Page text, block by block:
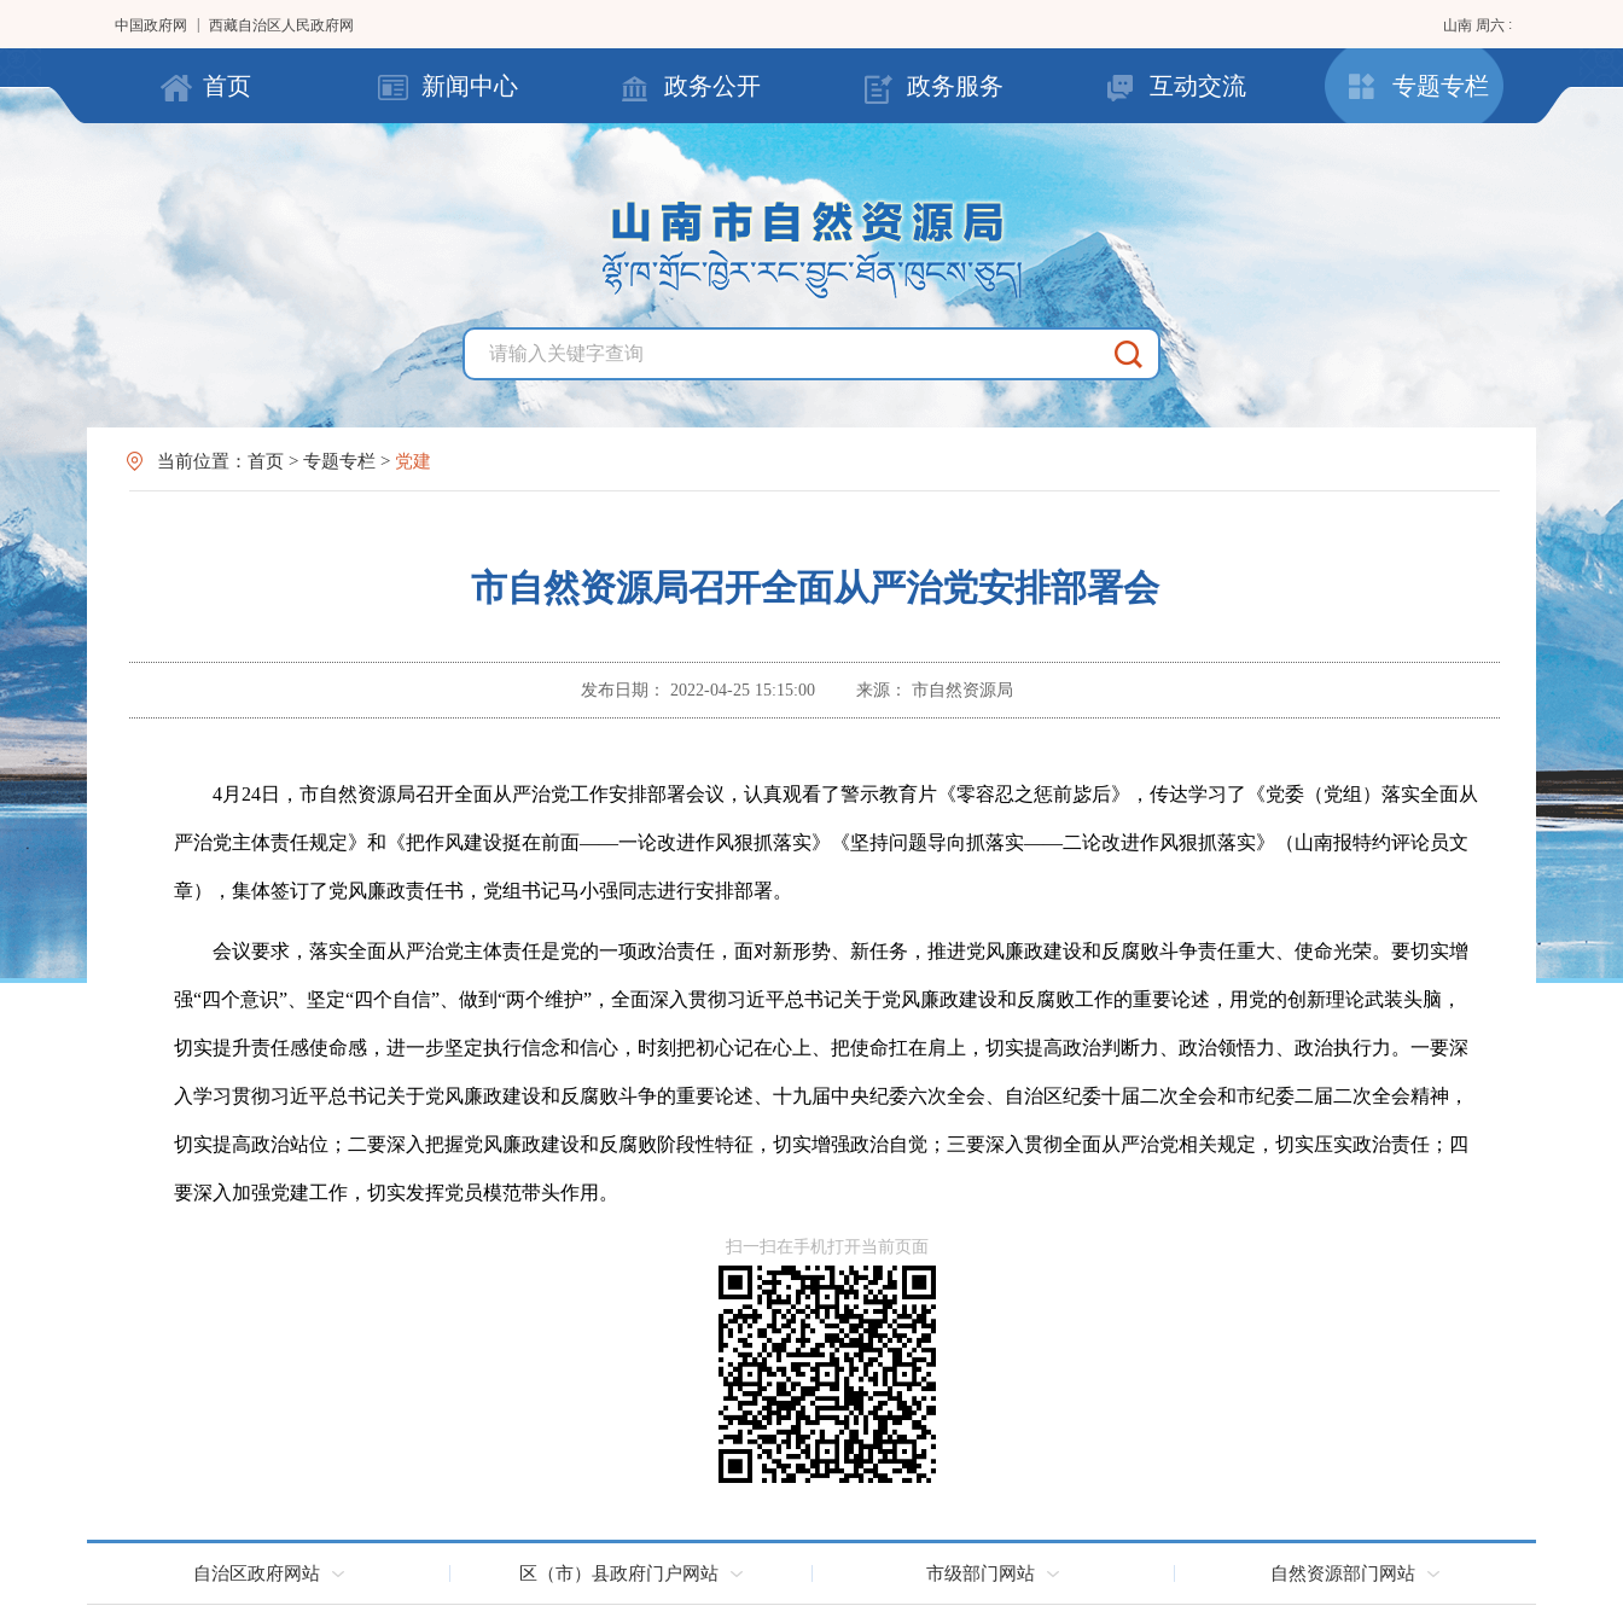
中国政府网 西藏自治区人民政府网 山南 周六 :
首页 新闻中心 政务公开 政务服务 互动交流 专题专栏
当前位置： 首页 > 专题专栏 > 党建
市自然资源局召开全面从严治党安排部署会
发布日期： 2022-04-25 15:15:00 来源： 市自然资源局
4月24日，市自然资源局召开全面从严治党工作安排部署会议，认真观看了警示教育片《零容忍之惩前毖后》，传达学习了《党委（党组）落实全面从
严治党主体责任规定》和《把作风建设挺在前面——一论改进作风狠抓落实》《坚持问题导向抓落实——二论改进作风狠抓落实》（山南报特约评论员文
章），集体签订了党风廉政责任书，党组书记马小强同志进行安排部署。
会议要求，落实全面从严治党主体责任是党的一项政治责任，面对新形势、新任务，推进党风廉政建设和反腐败斗争责任重大、使命光荣。要切实增
强“四个意识”、坚定“四个自信”、做到“两个维护”，全面深入贯彻习近平总书记关于党风廉政建设和反腐败工作的重要论述，用党的创新理论武装头脑，
切实提升责任感使命感，进一步坚定执行信念和信心，时刻把初心记在心上、把使命扛在肩上，切实提高政治判断力、政治领悟力、政治执行力。一要深
入学习贯彻习近平总书记关于党风廉政建设和反腐败斗争的重要论述、十九届中央纪委六次全会、自治区纪委十届二次全会和市纪委二届二次全会精神，
切实提高政治站位；二要深入把握党风廉政建设和反腐败阶段性特征，切实增强政治自觉；三要深入贯彻全面从严治党相关规定，切实压实政治责任；四
要深入加强党建工作，切实发挥党员模范带头作用。
扫一扫在手机打开当前页面
自治区政府网站 区（市）县政府门户网站 市级部门网站 自然资源部门网站